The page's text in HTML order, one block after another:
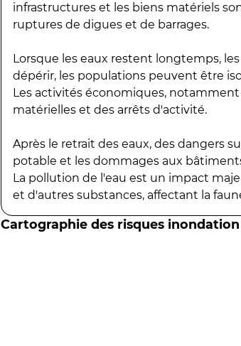
infrastructures et les biens matériels
ruptures de digues et de barrages.
Lorsque les eaux restent longtemps,
dépérir, les populations peuvent être
Les activités économiques,
matérielles et des arrêts d'activité.
Après le retrait des eaux, des dangers
potable et les dommages aux
La pollution de l'eau est un impact
et d'autres substances, affectant la
Cartographie des risques